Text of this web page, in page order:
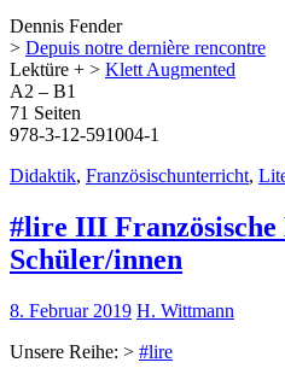
Dennis Fender
> Depuis notre dernière rencontre
Lektüre + > Klett Augmented
A2 – B1
71 Seiten
978-3-12-591004-1
Didaktik, Französischunterricht,
#lire III
Schüler/innen
8. Februar 2019 H. Wittmann
Unsere Reihe: > #lire